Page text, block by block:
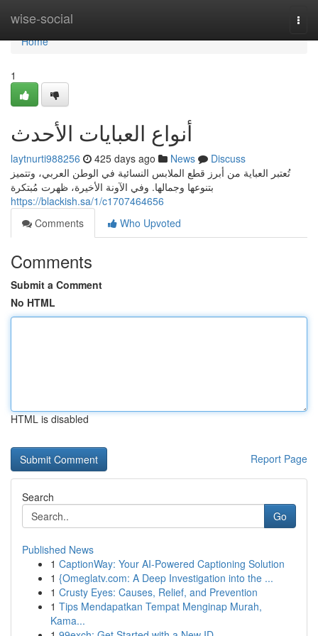
wise-social
Home
Home
1
أنواع العبايات الأحدث
laytnurti988256 425 days ago News
Discuss
تُعتبر العباية من أبرز قطع الملابس النسائية في الوطن العربي، وتتميز
بتنوعها وجمالها. وفي الآونة الأخيرة، ظهرت مُبتكرة
https://blackish.sa/1/c1707464656
Comments
Who Upvoted
Comments
Submit a Comment
No HTML
HTML is disabled
Report Page
Search
Go
Published News
1 CaptionWay: Your AI-Powered Captioning Solution
1 {Omeglatv.com: A Deep Investigation into the ...
1 Crusty Eyes: Causes, Relief, and Prevention
1 Tips Mendapatkan Tempat Menginap Murah,
Kama...